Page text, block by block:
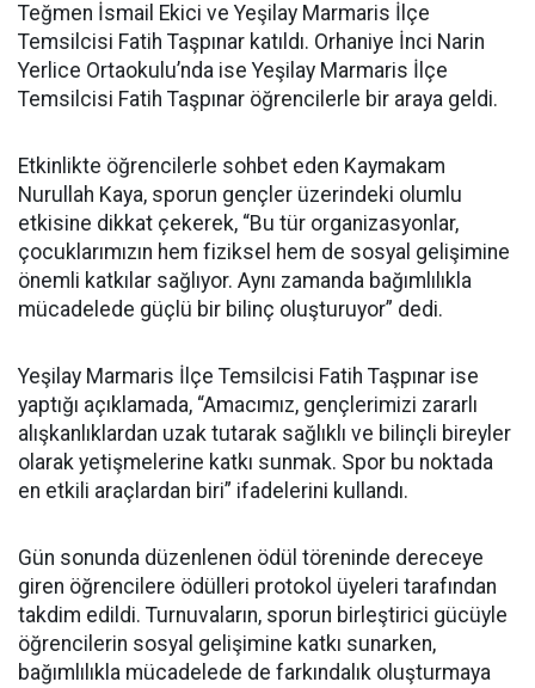
Teğmen İsmail Ekici ve Yeşilay Marmaris İlçe
Temsilcisi Fatih Taşpınar katıldı. Orhaniye İnci Narin
Yerlice Ortaokulu’nda ise Yeşilay Marmaris İlçe
Temsilcisi Fatih Taşpınar öğrencilerle bir araya geldi.
Etkinlikte öğrencilerle sohbet eden Kaymakam
Nurullah Kaya, sporun gençler üzerindeki olumlu
etkisine dikkat çekerek, “Bu tür organizasyonlar,
çocuklarımızın hem fiziksel hem de sosyal gelişimine
önemli katkılar sağlıyor. Aynı zamanda bağımlılıkla
mücadelede güçlü bir bilinç oluşturuyor” dedi.
Yeşilay Marmaris İlçe Temsilcisi Fatih Taşpınar ise
yaptığı açıklamada, “Amacımız, gençlerimizi zararlı
alışkanlıklardan uzak tutarak sağlıklı ve bilinçli bireyler
olarak yetişmelerine katkı sunmak. Spor bu noktada
en etkili araçlardan biri” ifadelerini kullandı.
Gün sonunda düzenlenen ödül töreninde dereceye
giren öğrencilere ödülleri protokol üyeleri tarafından
takdim edildi. Turnuvaların, sporun birleştirici gücüyle
öğrencilerin sosyal gelişimine katkı sunarken,
bağımlılıkla mücadelede de farkındalık oluşturmaya